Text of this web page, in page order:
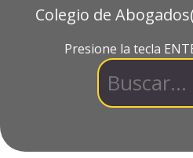
Colegio de
Presione la tecla